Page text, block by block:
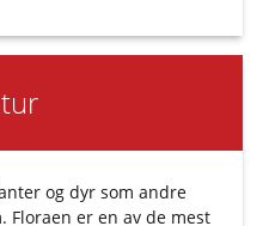
og dyr som andre
Floraen er en av de mest